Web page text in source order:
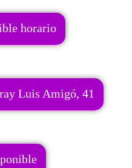
horario
Luis Amigó, 41